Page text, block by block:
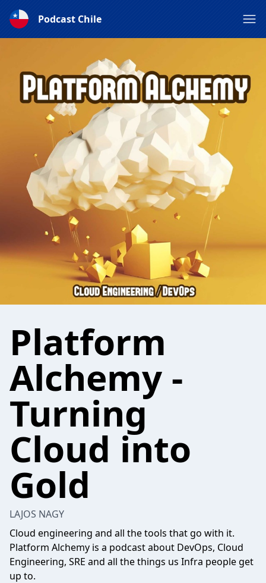
Podcast Chile
Platform
Alchemy -
Turning
Cloud into
Gold
LAJOS NAGY
Cloud engineering and all the tools that go with it.
Platform Alchemy is a podcast about DevOps, Cloud
Engineering, SRE and all the things us Infra people get
up to.